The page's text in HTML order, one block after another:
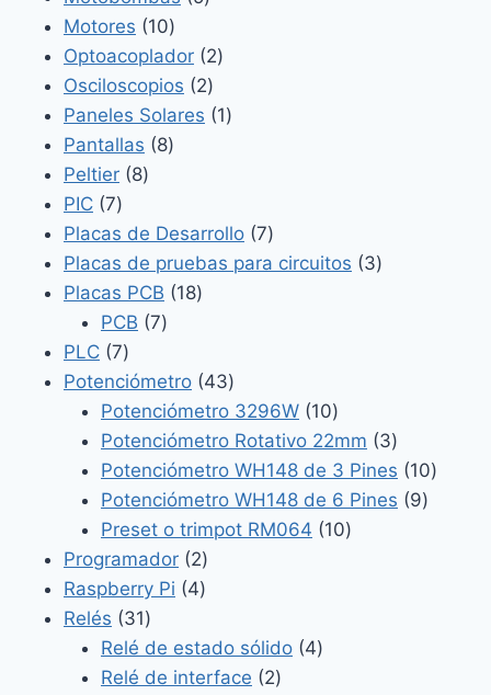
Motores 1010
productos
Optoacoplador 22
Osciloscopios 22
productos
Paneles Solares 11
Pantallas 88
Peltier 88
PIC 77
productos
Placas de Desarrollo 77
productos
Placas de pruebas para circuitos 33
Placas PCB 1818
PCB 77
PLC 77
productos
Potenciómetro 4343
productos
Potenciómetro 3296W 1010
productos
Potenciómetro Rotativo 22mm 33
productos
Potenciómetro WH148 de 3 Pines 1010
Potenciómetro WH148 de 6 Pines 99
Preset o trimpot RM064 1010
Programador 22
productos
Raspberry Pi 44
Relés 3131
productos
Relé de estado sólido 44
Relé de interface 22